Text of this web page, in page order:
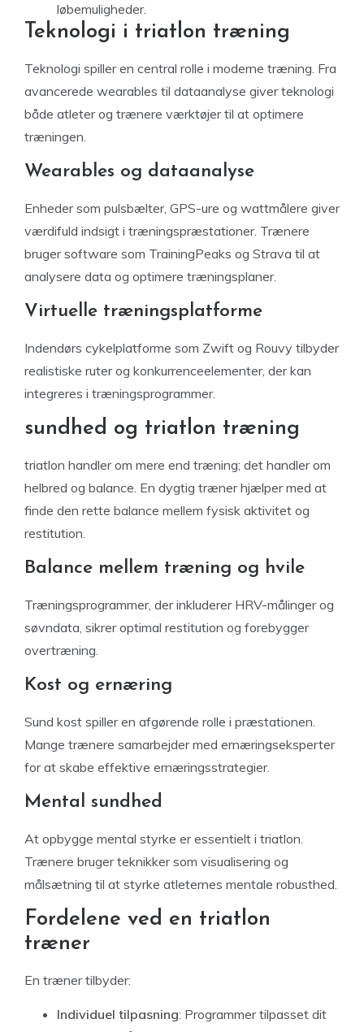
løbemuligheder.
Teknologi i triatlon træning
Teknologi spiller en central rolle i moderne træning. Fra
avancerede wearables til dataanalyse giver teknologi
både atleter og trænere værktøjer til at optimere
træningen.
Wearables og dataanalyse
Enheder som pulsbælter, GPS-ure og wattmålere giver
værdifuld indsigt i træningspræstationer. Trænere
bruger software som TrainingPeaks og Strava til at
analysere data og optimere træningsplaner.
Virtuelle træningsplatforme
Indendørs cykelplatforme som Zwift og Rouvy tilbyder
realistiske ruter og konkurrenceelementer, der kan
integreres i træningsprogrammer.
sundhed og triatlon træning
triatlon handler om mere end træning; det handler om
helbred og balance. En dygtig træner hjælper med at
finde den rette balance mellem fysisk aktivitet og
restitution.
Balance mellem træning og hvile
Træningsprogrammer, der inkluderer HRV-målinger og
søvndata, sikrer optimal restitution og forebygger
overtræning.
Kost og ernæring
Sund kost spiller en afgørende rolle i præstationen.
Mange trænere samarbejder med ernæringseksperter
for at skabe effektive ernæringsstrategier.
Mental sundhed
At opbygge mental styrke er essentielt i triatlon.
Trænere bruger teknikker som visualisering og
målsætning til at styrke atleternes mentale robusthed.
Fordelene ved en triatlon
træner
En træner tilbyder:
Individuel tilpasning: Programmer tilpasset dit